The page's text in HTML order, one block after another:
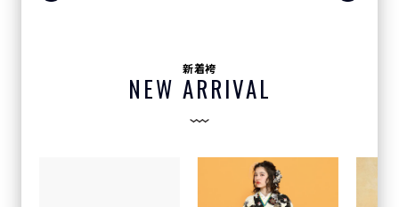
新着袴
NEW ARRIVAL